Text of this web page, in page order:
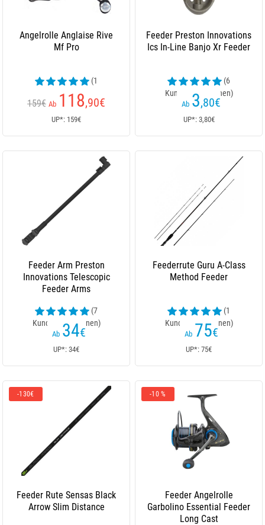
Angelrolle Anglaise Rive
Mf Pro
(1
Kundenrezensionen)
159€ Ab 118,90€
UP*: 159€
Feeder Preston Innovations
Ics In-Line Banjo Xr Feeder
(6
Kundenrezensionen)
Ab 3,80€
UP*: 3,80€
Feeder Arm Preston
Innovations Telescopic
Feeder Arms
(7
Kundenrezensionen)
Ab 34€
UP*: 34€
Feederrute Guru A-Class
Method Feeder
(1
Kundenrezensionen)
Ab 75€
UP*: 75€
-130€
Feeder Rute Sensas Black
Arrow Slim Distance
-10 %
Feeder Angelrolle
Garbolino Essential Feeder
Long Cast